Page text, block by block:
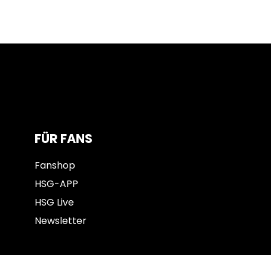
FÜR FANS
Fanshop
HSG-APP
HSG Live
Newsletter